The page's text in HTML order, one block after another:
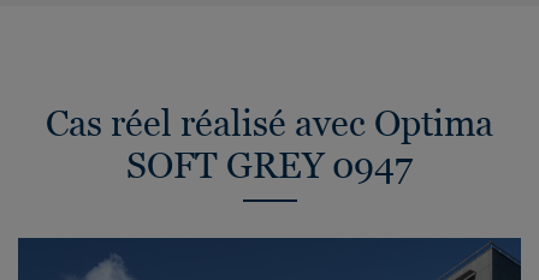
Cas réel réalisé avec Optima
SOFT GREY 0947